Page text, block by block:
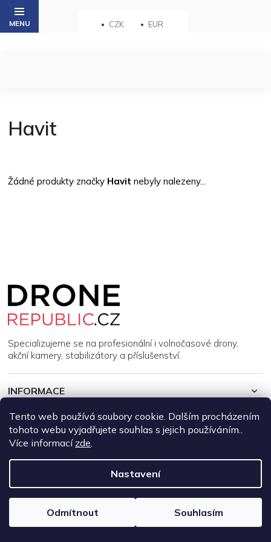
Tento web používá soubory cookie. Dalším procházením
tohoto webu vyjadřujete souhlas s jejich používáním..
Více informací zde.
Nastavení
Odmítnout Souhlasím
Přejít
obsah
CZK EUR
Havit
Žádné produkty značky Havit nebyly nalezeny...
Specializujeme se na profesionální i volnočasové drony,
akční kamery, stabilizátory a příslušenství.
INFORMACE
MŮJ ÚČET
Copyright 2026DroneRepublic.cz. Všechna práva vyhrazena.
Upravit nastavení cookies